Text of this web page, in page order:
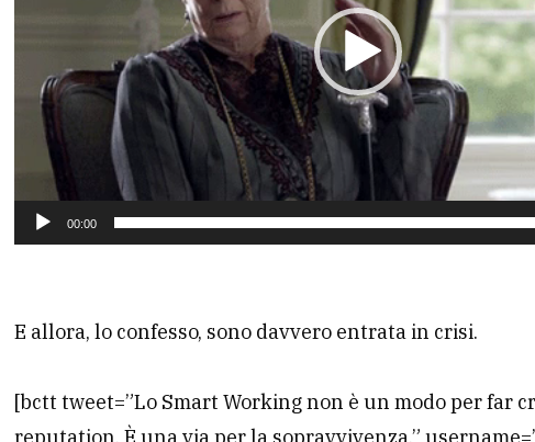
00:00
E allora, lo confesso, sono davvero entrata in crisi.
[bctt tweet=”Lo Smart Working non è un modo per far
reputation. È una via per la sopravvivenza.”